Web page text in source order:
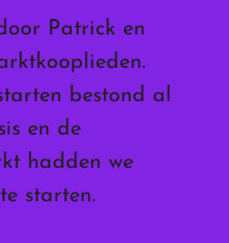
Patrick en
bestond al
en de
hadden we
starten.